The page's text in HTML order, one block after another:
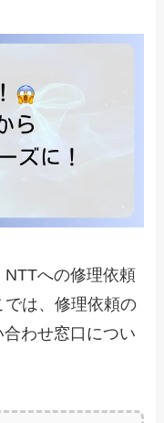
への修理依頼
は、修理依頼の
わせ窓口につい